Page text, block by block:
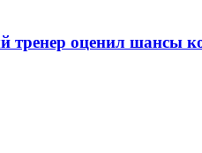
тренер оценил шансы